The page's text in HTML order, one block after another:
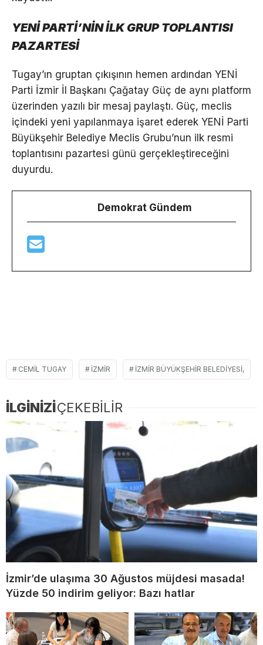
YENİ PARTİ’NİN İLK GRUP TOPLANTISI
PAZARTESİ
Tugay’ın gruptan çıkışının hemen ardından YENİ
Parti İzmir İl Başkanı Çağatay Güç de aynı platform
üzerinden yazılı bir mesaj paylaştı. Güç, meclis
içindeki yeni yapılanmaya işaret ederek YENİ Parti
Büyükşehir Belediye Meclis Grubu’nun ilk resmi
toplantısını pazartesi günü gerçekleştireceğini
duyurdu.
Demokrat Gündem
CEMIL TUGAY İZMIR İZMIR BÜYÜKŞEHIR BELEDIYESI,
İLGİNİZİÇEKEBİLİR
İzmir’de ulaşıma 30 Ağustos müjdesi masada!
Yüzde 50 indirim geliyor: Bazı hatlar